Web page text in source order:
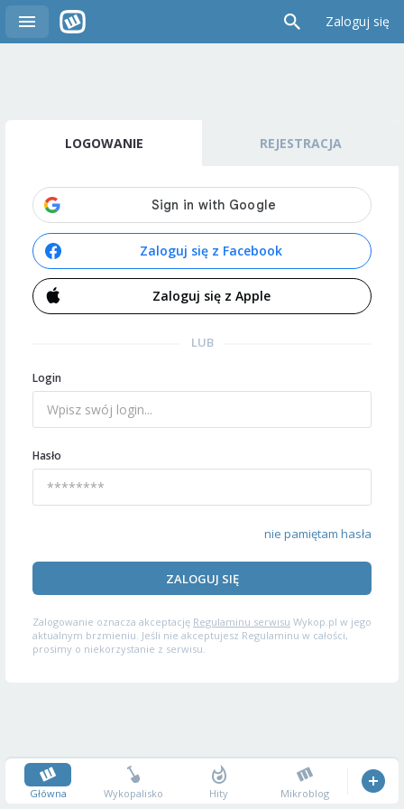
Zaloguj się
LOGOWANIE REJESTRACJA
Zaloguj się z Facebook
Zaloguj się z Apple
LUB
Login
Hasło
nie pamiętam hasła
ZALOGUJ SIĘ
Zalogowanie oznacza akceptację Regulaminu serwisu Wykop.pl w jego
aktualnym brzmieniu. Jeśli nie akceptujesz Regulaminu w całości,
prosimy o niekorzystanie z serwisu.
Główna Wykopalisko Hity Mikroblog